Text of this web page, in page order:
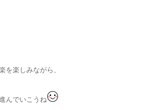
を楽しみながら、
んでいこうね